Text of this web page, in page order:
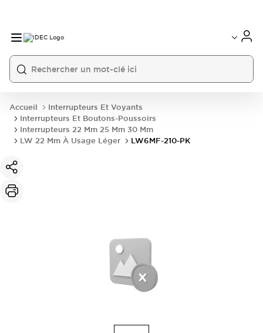
Accueil
Interrupteurs Et Voyants
Interrupteurs Et Boutons-Poussoirs
Interrupteurs 22 Mm 25 Mm 30 Mm
LW 22 Mm À Usage Léger
LW6MF-210-PK